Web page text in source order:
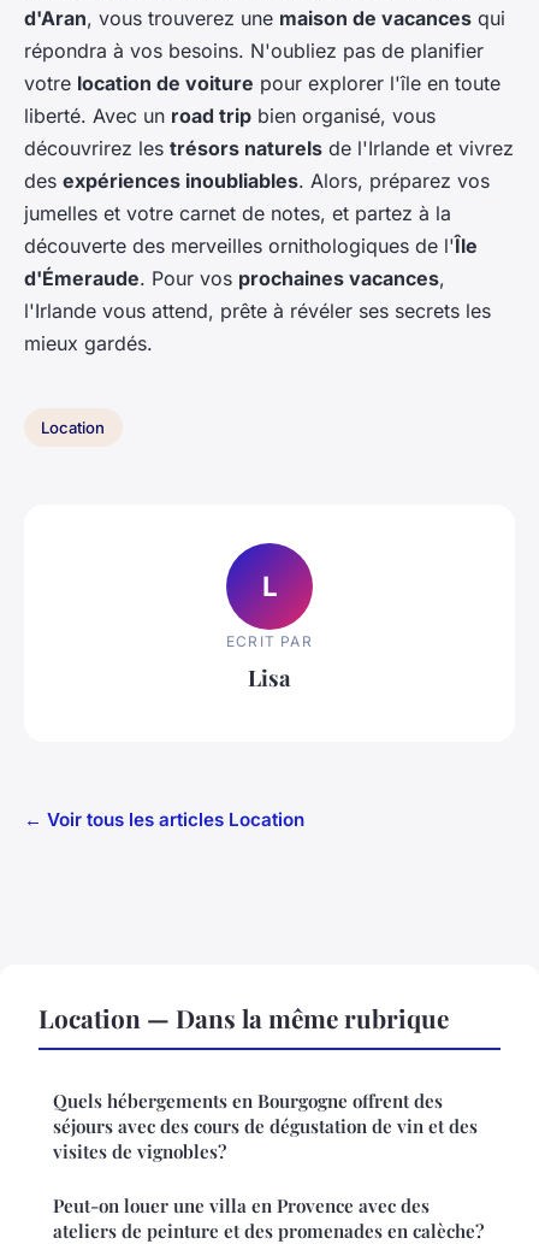
d'Aran, vous trouverez une maison de vacances qui
répondra à vos besoins. N'oubliez pas de planifier
votre location de voiture pour explorer l'île en toute
liberté. Avec un road trip bien organisé, vous
découvrirez les trésors naturels de l'Irlande et vivrez
des expériences inoubliables. Alors, préparez vos
jumelles et votre carnet de notes, et partez à la
découverte des merveilles ornithologiques de l'Île
d'Émeraude. Pour vos prochaines vacances,
l'Irlande vous attend, prête à révéler ses secrets les
mieux gardés.
Location
L
ECRIT PAR
Lisa
← Voir tous les articles Location
Location — Dans la même rubrique
Quels hébergements en Bourgogne offrent des
séjours avec des cours de dégustation de vin et des
visites de vignobles?
Peut-on louer une villa en Provence avec des
ateliers de peinture et des promenades en calèche?